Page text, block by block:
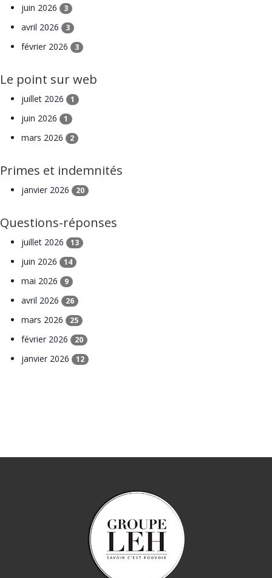
juin 2026 3
avril 2026 3
février 2026 3
Le point sur web
juillet 2026 1
juin 2026 1
mars 2026 2
Primes et indemnités
janvier 2026 20
Questions-réponses
juillet 2026 13
juin 2026 14
mai 2026 9
avril 2026 26
mars 2026 25
février 2026 20
janvier 2026 12